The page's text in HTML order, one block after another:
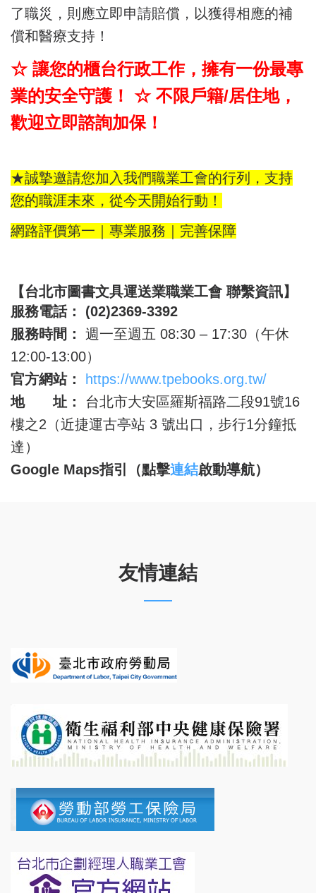
了職災，則應立即申請賠償，以獲得相應的補
償和醫療支持！
☆ 讓您的櫃台行政工作，擁有一份最專
業的安全守護！ ☆ 不限戶籍/居住地，
歡迎立即諮詢加保！
★誠摯邀請您加入我們職業工會的行列，支持
您的職涯未來，從今天開始行動！
網路評價第一｜專業服務｜完善保障
【台北市圖書文具運送業職業工會 聯繫資訊】
服務電話：
(02)2369-3392
服務時間：
週一至週五 08:30 – 17:30（午休
12:00-13:00）
官方網站：
https://www.tpebooks.org.tw/
地 址：
台北市大安區羅斯福路二段91號16
樓之2（近捷運古亭站 3 號出口，步行1分鐘抵
達）
Google Maps指引（點擊連結啟動導航）
友情連結